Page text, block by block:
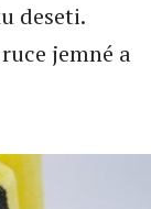
deseti.
jemné a